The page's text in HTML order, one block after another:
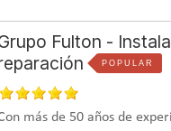
Fulton -
POPULAR
más de 50 años de